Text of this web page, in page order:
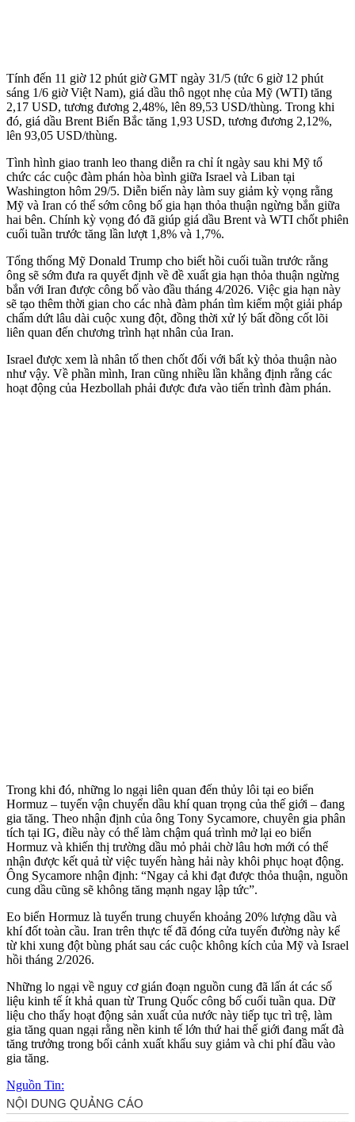
Tính đến 11 giờ 12 phút giờ GMT ngày 31/5 (tức 6 giờ 12 phút
sáng 1/6 giờ Việt Nam), giá dầu thô ngọt nhẹ của Mỹ (WTI) tăng
2,17 USD, tương đương 2,48%, lên 89,53 USD/thùng. Trong khi
đó, giá dầu Brent Biển Bắc tăng 1,93 USD, tương đương 2,12%,
lên 93,05 USD/thùng.
Tình hình giao tranh leo thang diễn ra chỉ ít ngày sau khi Mỹ tổ
chức các cuộc đàm phán hòa bình giữa Israel và Liban tại
Washington hôm 29/5. Diễn biến này làm suy giảm kỳ vọng rằng
Mỹ và Iran có thể sớm công bố gia hạn thỏa thuận ngừng bắn giữa
hai bên. Chính kỳ vọng đó đã giúp giá dầu Brent và WTI chốt phiên
cuối tuần trước tăng lần lượt 1,8% và 1,7%.
Tổng thống Mỹ Donald Trump cho biết hồi cuối tuần trước rằng
ông sẽ sớm đưa ra quyết định về đề xuất gia hạn thỏa thuận ngừng
bắn với Iran được công bố vào đầu tháng 4/2026. Việc gia hạn này
sẽ tạo thêm thời gian cho các nhà đàm phán tìm kiếm một giải pháp
chấm dứt lâu dài cuộc xung đột, đồng thời xử lý bất đồng cốt lõi
liên quan đến chương trình hạt nhân của Iran.
Israel được xem là nhân tố then chốt đối với bất kỳ thỏa thuận nào
như vậy. Về phần mình, Iran cũng nhiều lần khẳng định rằng các
hoạt động của Hezbollah phải được đưa vào tiến trình đàm phán.
Trong khi đó, những lo ngại liên quan đến thủy lôi tại eo biển
Hormuz – tuyến vận chuyển dầu khí quan trọng của thế giới – đang
gia tăng. Theo nhận định của ông Tony Sycamore, chuyên gia phân
tích tại IG, điều này có thể làm chậm quá trình mở lại eo biển
Hormuz và khiến thị trường dầu mỏ phải chờ lâu hơn mới có thể
nhận được kết quả từ việc tuyến hàng hải này khôi phục hoạt động.
Ông Sycamore nhận định: “Ngay cả khi đạt được thỏa thuận, nguồn
cung dầu cũng sẽ không tăng mạnh ngay lập tức”.
Eo biển Hormuz là tuyến trung chuyển khoảng 20% lượng dầu và
khí đốt toàn cầu. Iran trên thực tế đã đóng cửa tuyến đường này kể
từ khi xung đột bùng phát sau các cuộc không kích của Mỹ và Israel
hồi tháng 2/2026.
Những lo ngại về nguy cơ gián đoạn nguồn cung đã lấn át các số
liệu kinh tế ít khả quan từ Trung Quốc công bố cuối tuần qua. Dữ
liệu cho thấy hoạt động sản xuất của nước này tiếp tục trì trệ, làm
gia tăng quan ngại rằng nền kinh tế lớn thứ hai thế giới đang mất đà
tăng trưởng trong bối cảnh xuất khẩu suy giảm và chi phí đầu vào
gia tăng.
Nguồn Tin: